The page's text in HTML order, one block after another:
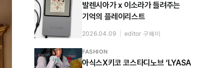
발렌시아가 x 이소라가 들려주는
기억의 플레이리스트
2026.04.09 editor 구혜미
FASHION
아식스X키코 코스타디노브 ‘LYASA